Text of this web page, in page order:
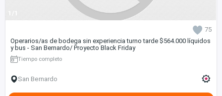
1/1
75
Operarios/as de bodega sin experiencia turno tarde $564.000 líquidos
y bus - San Bernardo/ Proyecto Black Friday
Tiempo completo
San Bernardo